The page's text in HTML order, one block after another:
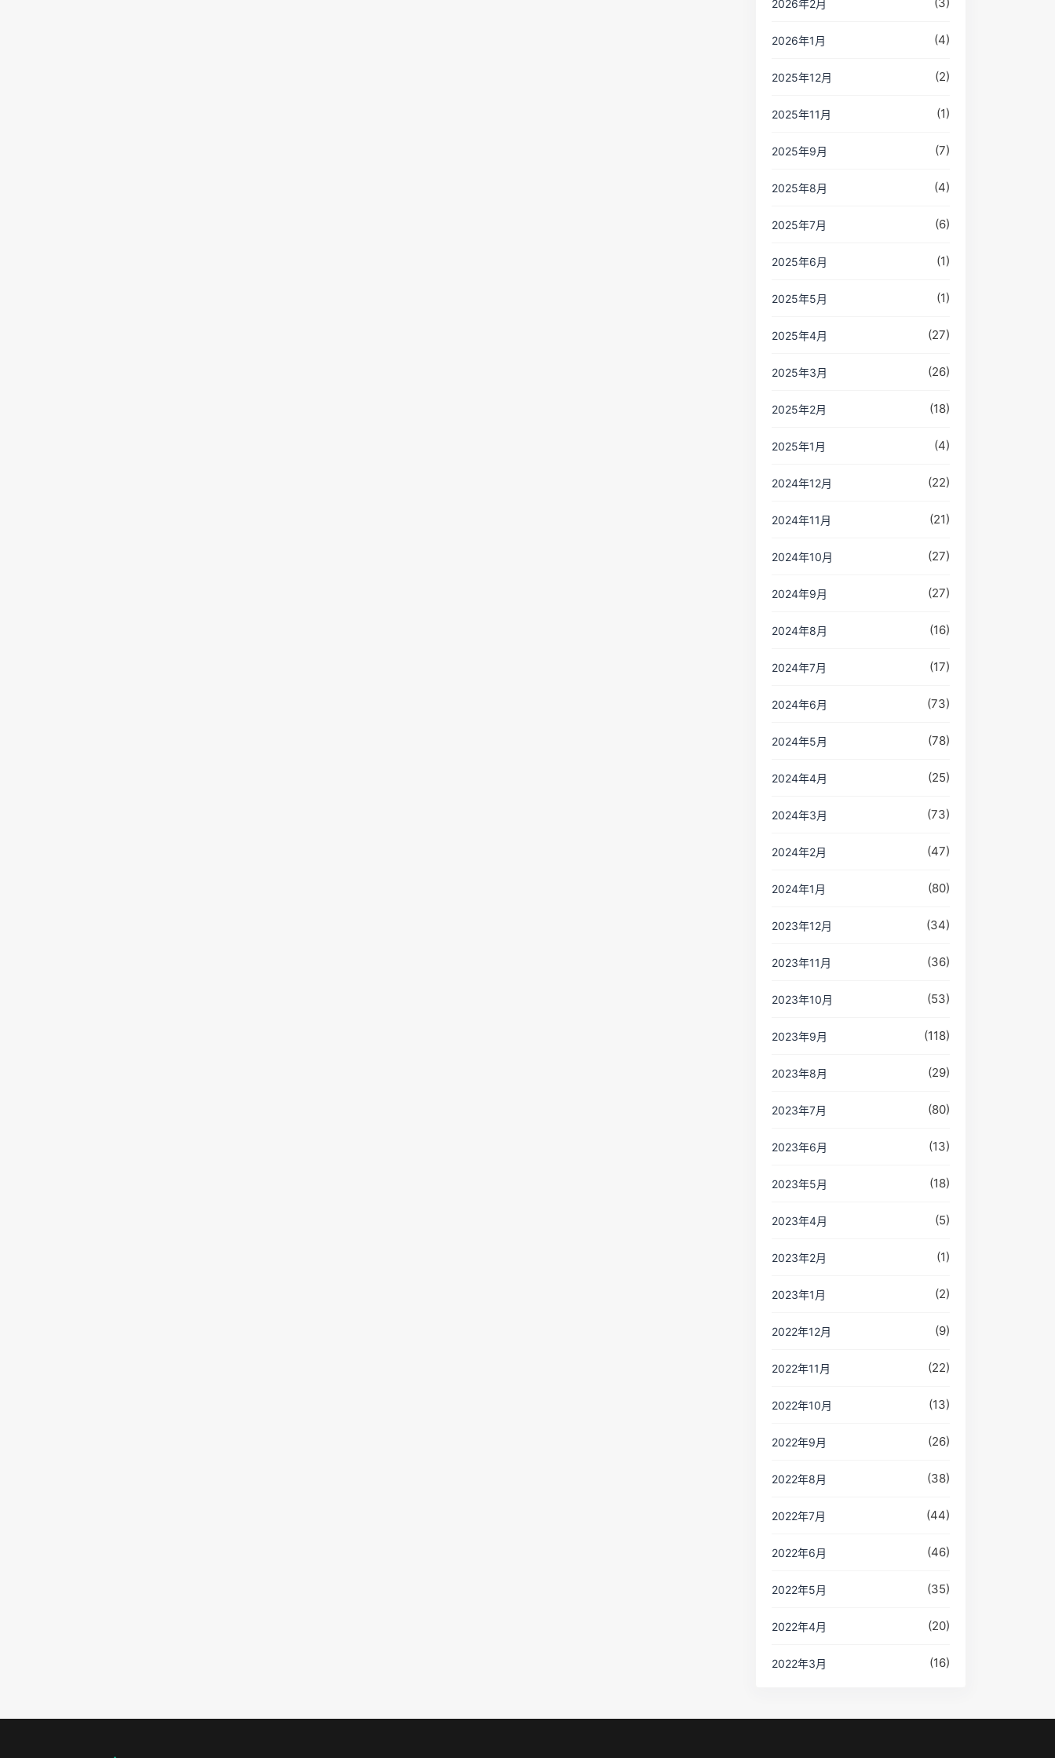
2026年2月
2026年1月 (4)
2025年12月 (2)
2025年11月 (1)
2025年9月 (7)
2025年8月 (4)
2025年7月 (6)
2025年6月 (1)
2025年5月 (1)
2025年4月 (27)
2025年3月 (26)
2025年2月 (18)
2025年1月 (4)
2024年12月 (22)
2024年11月 (21)
2024年10月 (27)
2024年9月 (27)
2024年8月 (16)
2024年7月 (17)
2024年6月 (73)
2024年5月 (78)
2024年4月 (25)
2024年3月 (73)
2024年2月 (47)
2024年1月 (80)
2023年12月 (34)
2023年11月 (36)
2023年10月 (53)
2023年9月 (118)
2023年8月 (29)
2023年7月 (80)
2023年6月 (13)
2023年5月 (18)
2023年4月 (5)
2023年2月 (1)
2023年1月 (2)
2022年12月 (9)
2022年11月 (22)
2022年10月 (13)
2022年9月 (26)
2022年8月 (38)
2022年7月 (44)
2022年6月 (46)
2022年5月 (35)
2022年4月 (20)
2022年3月 (16)